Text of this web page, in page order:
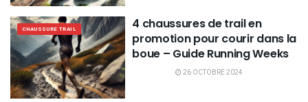
CHAUSSURE TRAIL
4 chaussures de trail en
promotion pour courir dans la
boue – Guide Running Weeks
26 OCTOBRE 2024